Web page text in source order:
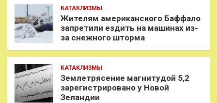
КАТАКЛИЗМЫ
Жителям американского Баффало
запретили ездить на машинах из-
за снежного шторма
КАТАКЛИЗМЫ
Землетрясение магнитудой 5,2
зарегистрировано у Новой
Зеландии